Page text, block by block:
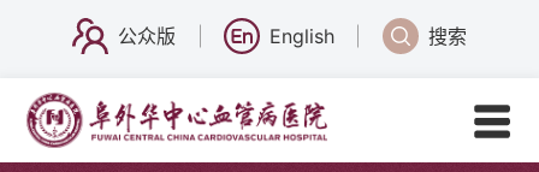
公众版 English 搜索